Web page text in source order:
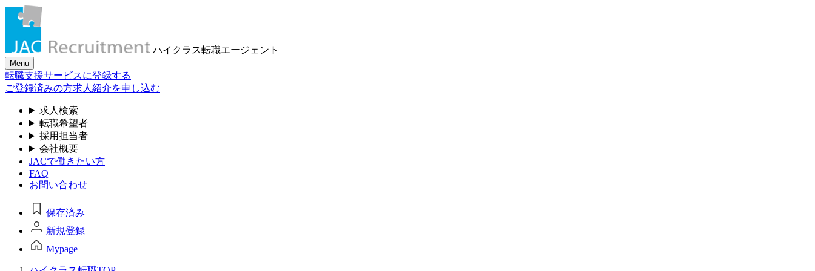
ハイクラス転職エージェント
Menu
転職支援サービスに登録する
ご登録済みの方求人紹介を申し込む
求人検索
転職希望者
採用担当者
会社概要
JACで働きたい方
FAQ
お問い合わせ
保存済み
新規登録
Mypage